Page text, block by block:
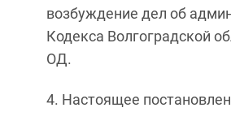
возбуждение дел об
Кодекса Волгоградской
ОД.
4. Настоящее